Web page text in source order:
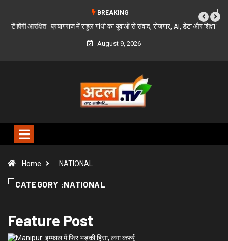
BREAKING
प्रयागराज में राहुल गांधी का युवाओं से संवाद, रोजगार, AI, डेटा और शिक्षा पर रखी अपनी बात
August 9, 2026
Home NATIONAL
CATEGORY :NATIONAL
Feature Post